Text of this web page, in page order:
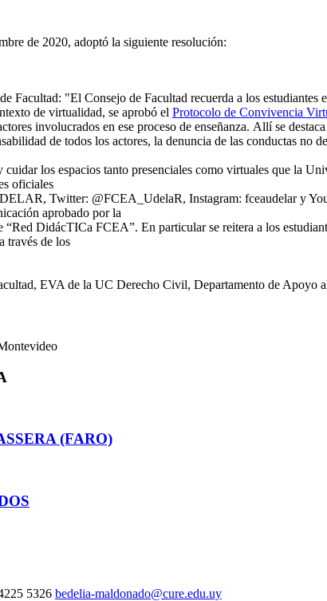
de 2020, adoptó la siguiente resolución:
Facultad: "El Consejo de Facultad recuerda a los
de virtualidad, se aprobó el Protocolo de Convivencia
involucrados en ese proceso de enseñanza. Allí se
de todos los actores, la denuncia de las conductas no
los espacios tanto presenciales como virtuales que la
oficiales
Twitter: @FCEA_UdelaR, Instagram: fceaudelar y
aprobado por la
DidácTICa FCEA”. En particular se reitera a los
través de los
EVA de la UC Derecho Civil, Departamento de
(FARO)
5326 bedelia-maldonado@cure.edu.uy